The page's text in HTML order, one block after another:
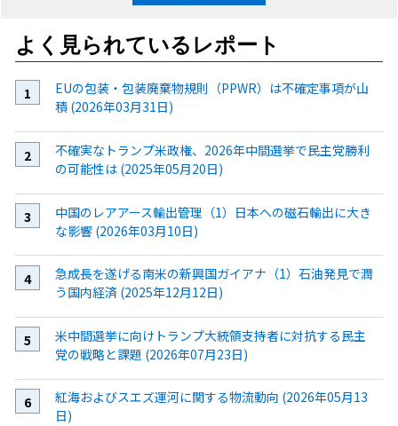
よく見られているレポート
EUの包装・包装廃棄物規則（PPWR）は不確定事項が山
積 (2026年03月31日)
不確実なトランプ米政権、2026年中間選挙で民主党勝利
の可能性は (2025年05月20日)
中国のレアアース輸出管理（1）日本への磁石輸出に大き
な影響 (2026年03月10日)
急成長を遂げる南米の新興国ガイアナ（1）石油発見で潤
う国内経済 (2025年12月12日)
米中間選挙に向けトランプ大統領支持者に対抗する民主
党の戦略と課題 (2026年07月23日)
紅海およびスエズ運河に関する物流動向 (2026年05月13
日)